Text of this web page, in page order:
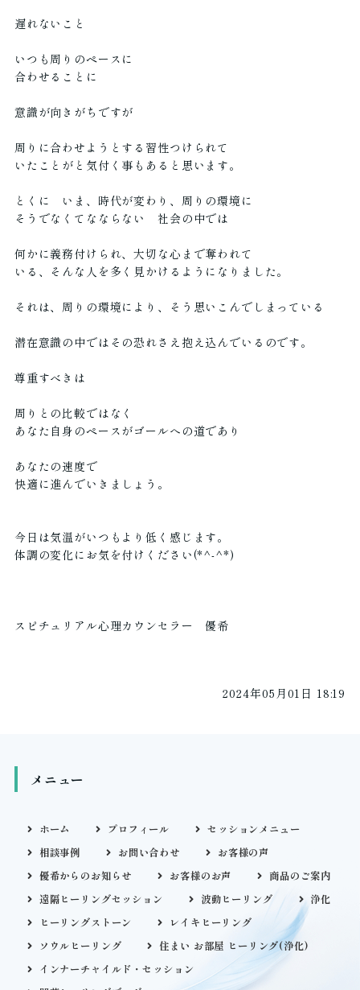
遅れないこと
いつも周りのペースに
合わせることに
意識が向きがちですが
周りに合わせようとする習性つけられて
いたことがと気付く事もあると思います。
とくに いま、時代が変わり、周りの環境に
そうでなくてなならない 社会の中では
何かに義務付けられ、大切な心まで奪われて
いる、そんな人を多く見かけるようになりました。
それは、周りの環境により、そう思いこんでしまっている
潜在意識の中ではその恐れさえ抱え込んでいるのです。
尊重すべきは
周りとの比較ではなく
あなた自身のペースがゴールへの道であり
あなたの速度で
快適に進んでいきましょう。
今日は気温がいつもより低く感じます。
体調の変化にお気を付けください(*^-^*)
スピチュリアル心理カウンセラー 優希
2024年05月01日 18:19
メニュー
ホーム プロフィール
セッションメニュー
相談事例
お問い合わせ
お客様の声
優希からのお知らせ
お客様のお声
商品のご案内
遠隔ヒーリングセッション
波動ヒーリング
浄化
ヒーリングストーン
レイキヒーリング
ソウルヒーリング
住まい お部屋 ヒーリング(浄化)
インナーチャイルド・セッション